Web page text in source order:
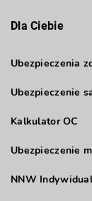
Dla Ciebie
Ubezpieczenia
Ubezpieczenie
Kalkulator OC
Ubezpieczenie
NNW